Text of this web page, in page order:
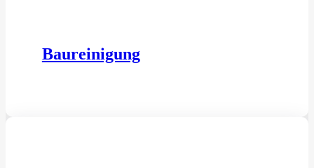
Baureinigung